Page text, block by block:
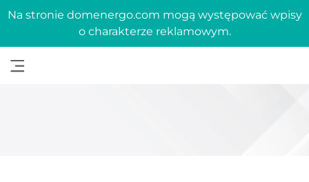
Na stronie domenergo.com mogą występować wpisy
o charakterze reklamowym.